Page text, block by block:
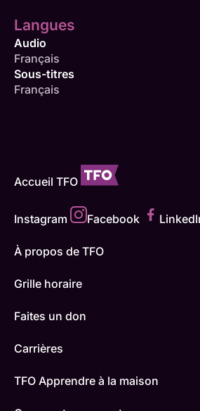
Langues
Audio
Français
Sous-titres
Français
Accueil TFO
Instagram Facebook
À propos de TFO
Grille horaire
Faites un don
Carrières
TFO Apprendre à la maison